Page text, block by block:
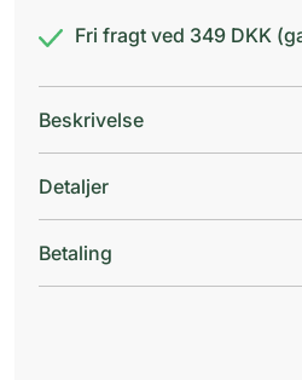
B
Fri fragt ved 349 DKK
Beskrivelse
Detaljer
Betaling